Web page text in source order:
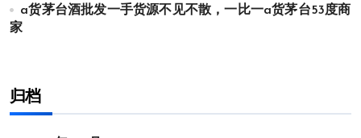
a货茅台酒批发一手货源不见不散，一比一a货茅台53度商
家
归档